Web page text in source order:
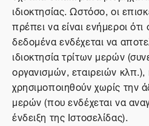
ιδιοκτησίας. Ωστόσο, οι
πρέπει να είναι ενήμεροι
δεδομένα ενδέχεται να
ιδιοκτησία τρίτων μερών
οργανισμών, εταιρειών
χρησιμοποιηθούν χωρίς την
μερών (που ενδέχεται να
ένδειξη της Ιστοσελίδας).